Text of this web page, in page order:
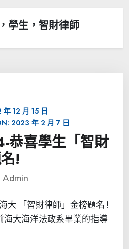
學生，智財律師
12 月 15 日
2023 年 2 月 7 日
喜學生「智財
!
Admin
大 「智財律師」金榜題名 !
海大海洋法政系畢業的指導